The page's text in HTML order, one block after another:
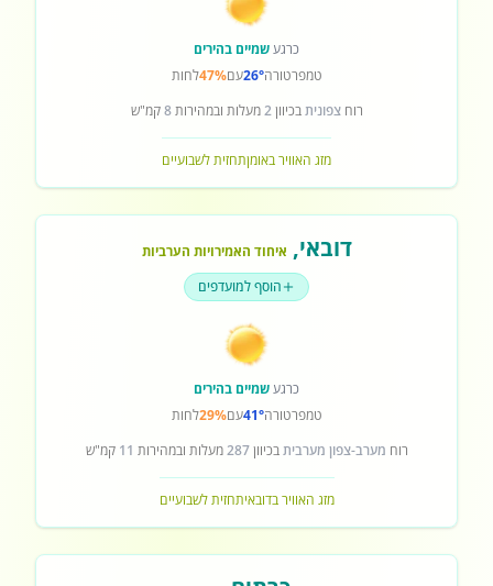
כרגעשמיים בהירים
טמפרטורה26°עם47%לחות
רוחצפוניתבכיוון2מעלות ובמהירות8קמ"ש
מזג האוויר באומןתחזית לשבועיים
דובאי, איחוד האמירויות הערביות
הוסף למועדפים
כרגעשמיים בהירים
טמפרטורה41°עם29%לחות
רוח מערב-צפון מערביתבכיוון287מעלות ובמהירות 11 קמ"ש
מזג האוויר בדובאיתחזית לשבועיים